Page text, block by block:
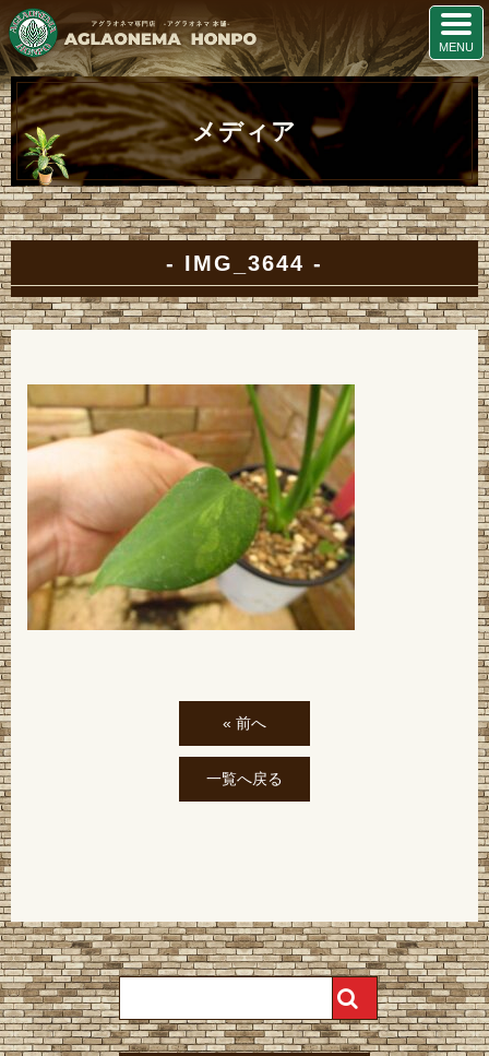
メディア
IMG_3644
« 前へ
一覧へ戻る